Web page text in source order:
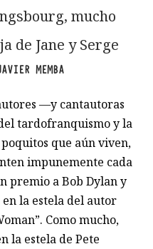
mucho
de Jane y Serge
MEMBA
—y cantautoras
tardofranquismo y la
que aún viven,
impunemente cada
premio a Bob Dylan y
la estela del autor
Como mucho,
la estela de Pete